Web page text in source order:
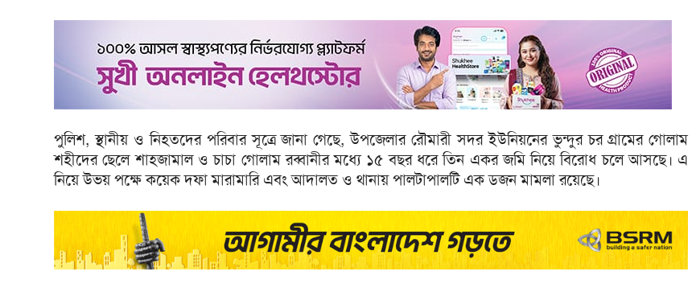
পুলিশ, স্থানীয় ও নিহতদের পরিবার সূত্রে জানা গেছে, উপজেলার রৌমারী সদর ইউনিয়নের ভুন্দুর চর গ্রামের গোলাম
শহীদের ছেলে শাহজামাল ও চাচা গোলাম রব্বানীর মধ্যে ১৫ বছর ধরে তিন একর জমি নিয়ে বিরোধ চলে আসছে। এ
নিয়ে উভয় পক্ষে কয়েক দফা মারামারি এবং আদালত ও থানায় পালটাপালটি এক ডজন মামলা রয়েছে।